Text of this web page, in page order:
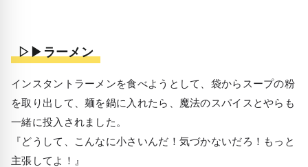
▷▶ラーメン
インスタントラーメンを食べようとして、袋からスープの粉
を取り出して、麺を鍋に入れたら、魔法のスパイスとやらも
一緒に投入されました。
『どうして、こんなに小さいんだ！気づかないだろ！もっと
主張してよ！』